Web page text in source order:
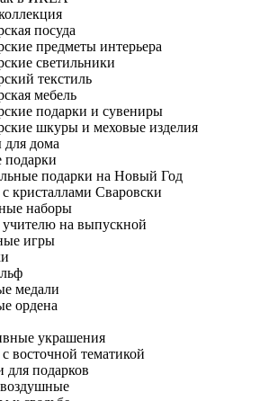
посуда
предметы интерьера
светильники
текстиль
мебель
подарки и сувениры
шкуры и меховые изделия
дома
подарки на Новый Год
кристаллами Сваровски
наборы
на выпускной
игры
медали
ордена
украшения
восточной тематикой
подарков